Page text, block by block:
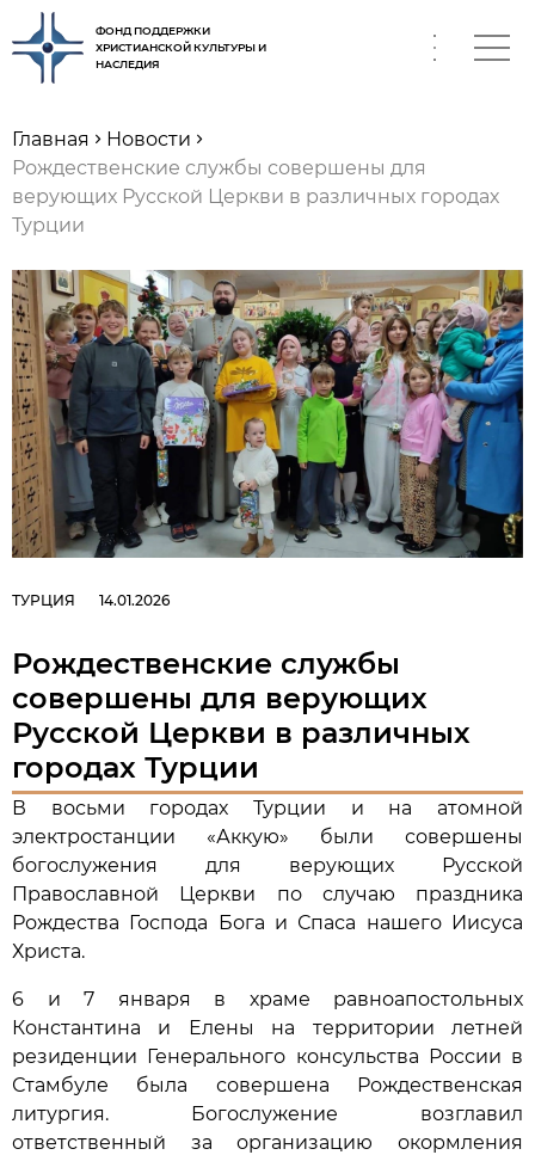
ФОНД ПОДДЕРЖКИ
ХРИСТИАНСКОЙ КУЛЬТУРЫ И
НАСЛЕДИЯ
Главная
Новости
Рождественские службы совершены для
верующих Русской Церкви в различных городах
Турции
ТУРЦИЯ 14.01.2026
Рождественские службы
совершены для верующих
Русской Церкви в различных
городах Турции
В восьми городах Турции и на атомной
электростанции «Аккую» были совершены
богослужения для верующих Русской
Православной Церкви по случаю праздника
Рождества Господа Бога и Спаса нашего Иисуса
Христа.
6 и 7 января в храме равноапостольных
Константина и Елены на территории летней
резиденции Генерального консульства России в
Стамбуле была совершена Рождественская
литургия. Богослужение возглавил
ответственный за организацию окормления